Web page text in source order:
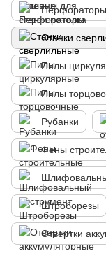
Перфораторы
Станки
Пилы
Пилы
Рубанки
Фены
Штроборезы
Отвертки